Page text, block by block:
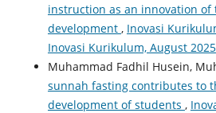
instruction as an innovation
development , Inovasi
Inovasi Kurikulum, August 2025
Muhammad Fadhil Husein,
sunnah fasting contributes to
development of students ,